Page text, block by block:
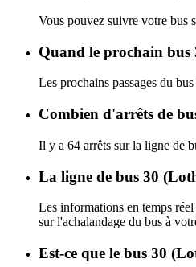
Vous pouvez suivre votre bus
Quand le prochain
Les prochains passages du
Combien d'arrêts de
Il y a 64 arrêts sur la ligne de
La ligne de bus 30
Les informations en temps
sur l'achalandage du bus à
Est-ce que le bus 30